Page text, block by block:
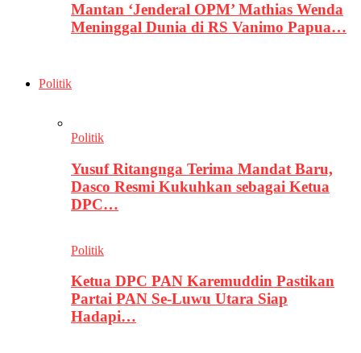
Mantan ‘Jenderal OPM’ Mathias Wenda
Meninggal Dunia di RS Vanimo Papua…
Politik
Politik
Yusuf Ritangnga Terima Mandat Baru,
Dasco Resmi Kukuhkan sebagai Ketua
DPC…
Politik
Ketua DPC PAN Karemuddin Pastikan
Partai PAN Se-Luwu Utara Siap
Hadapi…